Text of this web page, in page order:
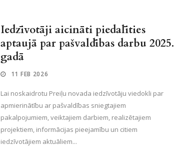
Iedzīvotāji aicināti piedalīties
aptaujā par pašvaldības darbu 2025.
gadā
11 FEB 2026
Lai noskaidrotu Preiļu novada iedzīvotāju viedokli par
apmierinātību ar pašvaldības sniegtajiem
pakalpojumiem, veiktajiem darbiem, realizētajiem
projektiem, informācijas pieejamību un citiem
iedzīvotājiem aktuāliem...